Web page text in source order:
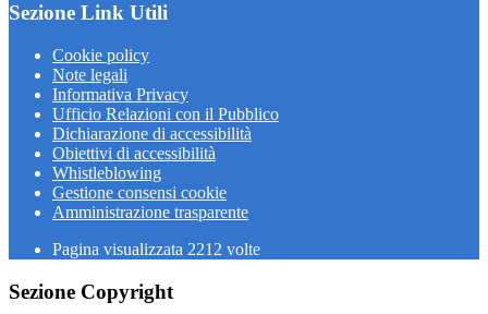
Sezione Link Utili
Cookie policy
Note legali
Informativa Privacy
Ufficio Relazioni con il Pubblico
Dichiarazione di accessibilità
Obiettivi di accessibilità
Whistleblowing
Gestione consensi cookie
Amministrazione trasparente
Pagina visualizzata 2212 volte
Sezione Copyright